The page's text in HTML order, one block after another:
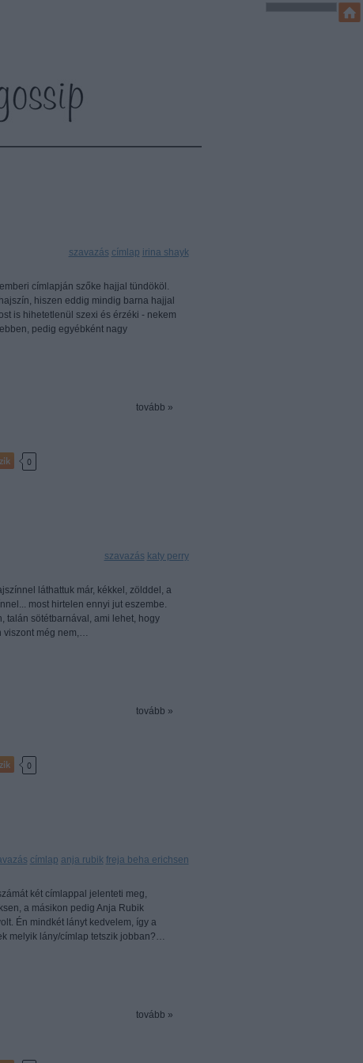
szavazás címlap irina shayk
címlapján szőke hajjal tündököl.
hiszen eddig mindig barna hajjal
is hihetetlenül szexi és érzéki - nekem
pedig egyébként nagy
tovább »
0
szavazás katy perry
láthattuk már, kékkel, zölddel, a
most hirtelen ennyi jut eszembe.
talán sötétbarnával, ami lehet, hogy
viszont még nem,…
tovább »
0
címlap anja rubik freja beha erichsen
két címlappal jelenteti meg,
a másikon pedig Anja Rubik
Én mindkét lányt kedvelem, így a
melyik lány/címlap tetszik jobban?…
tovább »